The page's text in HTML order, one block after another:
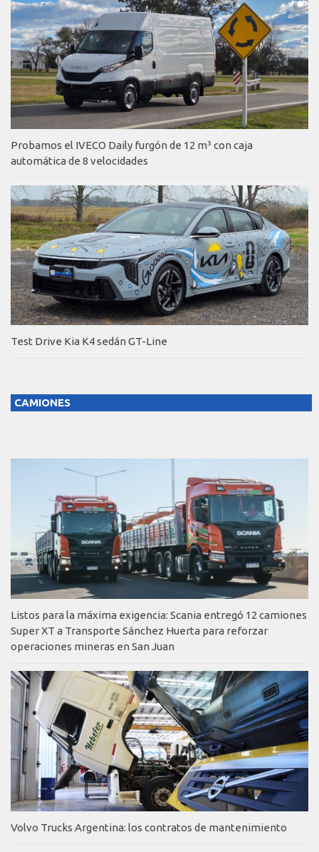
Probamos el IVECO Daily furgón de 12 m³ con caja
automática de 8 velocidades
Test Drive Kia K4 sedán GT-Line
CAMIONES
Listos para la máxima exigencia: Scania entregó 12 camiones
Super XT a Transporte Sánchez Huerta para reforzar
operaciones mineras en San Juan
Volvo Trucks Argentina: los contratos de mantenimiento